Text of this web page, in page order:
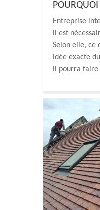
POURQUOI
Entreprise
il est
Selon elle, ce
idée exacte
il pourra faire